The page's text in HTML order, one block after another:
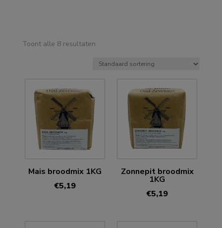
Toont alle 8 resultaten
Mais broodmix 1KG
€5,19
Zonnepit broodmix
1KG
€5,19